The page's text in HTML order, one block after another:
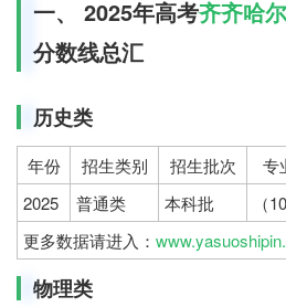
一、 2025年高考齐齐哈
分数线总汇
历史类
年份 招生类别 招生批次 专
2025
普通类 本科批 （
更多数据请进入：
物理类